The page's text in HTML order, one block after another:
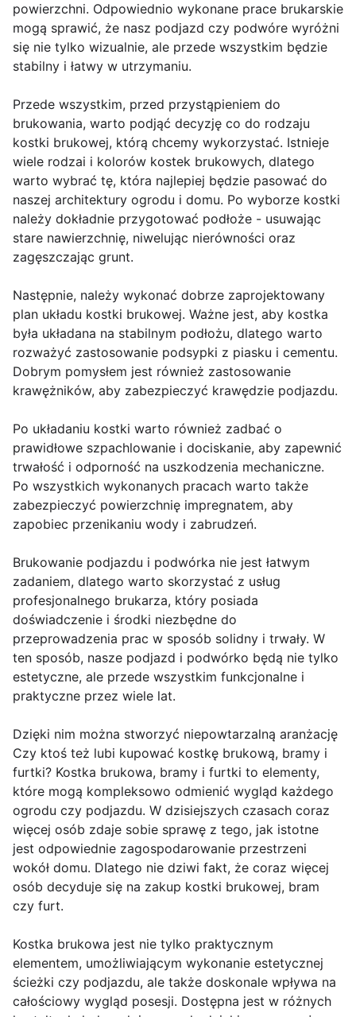
powierzchni. Odpowiednio wykonane prace brukarskie
mogą sprawić, że nasz podjazd czy podwóre wyróżni
się nie tylko wizualnie, ale przede wszystkim będzie
stabilny i łatwy w utrzymaniu.
Przede wszystkim, przed przystąpieniem do
brukowania, warto podjąć decyzję co do rodzaju
kostki brukowej, którą chcemy wykorzystać. Istnieje
wiele rodzai i kolorów kostek brukowych, dlatego
warto wybrać tę, która najlepiej będzie pasować do
naszej architektury ogrodu i domu. Po wyborze kostki
należy dokładnie przygotować podłoże - usuwając
stare nawierzchnię, niwelując nierówności oraz
zagęszczając grunt.
Następnie, należy wykonać dobrze zaprojektowany
plan układu kostki brukowej. Ważne jest, aby kostka
była układana na stabilnym podłożu, dlatego warto
rozważyć zastosowanie podsypki z piasku i cementu.
Dobrym pomysłem jest również zastosowanie
krawężników, aby zabezpieczyć krawędzie podjazdu.
Po układaniu kostki warto również zadbać o
prawidłowe szpachlowanie i dociskanie, aby zapewnić
trwałość i odporność na uszkodzenia mechaniczne.
Po wszystkich wykonanych pracach warto także
zabezpieczyć powierzchnię impregnatem, aby
zapobiec przenikaniu wody i zabrudzeń.
Brukowanie podjazdu i podwórka nie jest łatwym
zadaniem, dlatego warto skorzystać z usług
profesjonalnego brukarza, który posiada
doświadczenie i środki niezbędne do
przeprowadzenia prac w sposób solidny i trwały. W
ten sposób, nasze podjazd i podwórko będą nie tylko
estetyczne, ale przede wszystkim funkcjonalne i
praktyczne przez wiele lat.
Dzięki nim można stworzyć niepowtarzalną aranżację
Czy ktoś też lubi kupować kostkę brukową, bramy i
furtki? Kostka brukowa, bramy i furtki to elementy,
które mogą kompleksowo odmienić wygląd każdego
ogrodu czy podjazdu. W dzisiejszych czasach coraz
więcej osób zdaje sobie sprawę z tego, jak istotne
jest odpowiednie zagospodarowanie przestrzeni
wokół domu. Dlatego nie dziwi fakt, że coraz więcej
osób decyduje się na zakup kostki brukowej, bram
czy furt.
Kostka brukowa jest nie tylko praktycznym
elementem, umożliwiającym wykonanie estetycznej
ścieżki czy podjazdu, ale także doskonale wpływa na
całościowy wygląd posesji. Dostępna jest w różnych